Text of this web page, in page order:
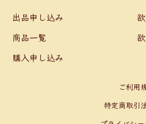
出品申し込み
商品一覧
購入申し込み
ご利用
特定商取引